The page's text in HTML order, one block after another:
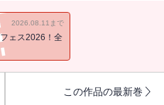
2026.08.11まで
ェス2026！全
この作品の最新巻